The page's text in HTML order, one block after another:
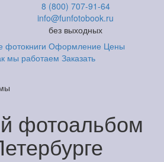
8 (800) 707-91-64
info@funfotobook.ru
без выходных
Оформление Цены
мы работаем Заказать
фотоальбом